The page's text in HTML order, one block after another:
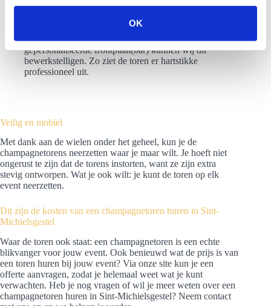
l
e
OK
voorzien van een rookgordijn. Zo creëer je een special
Branding: je kunt de toren voorzien van jouw eigen
logo. Aan de hand van een sticker(toren) of
gepersonaliseerde frontplaat(bar) kunnen wij dit
bewerkstelligen. Zo ziet de toren er hartstikke
professioneel uit.
Veilig en mobiel
Met dank aan de wielen onder het geheel, kun je de
champagnetorens neerzetten waar je maar wilt. Je hoeft niet
ongerust te zijn dat de torens instorten, want ze zijn extra
stevig ontworpen. Wat je ook wilt: je kunt de toren op elk
event neerzetten.
Dit zijn de kosten van een champagnetoren huren in Sint-
Michielsgestel
Waar de toren ook staat: een champagnetoren is een echte
blikvanger voor jouw event. Ook benieuwd wat de prijs is van
een toren huren bij jouw event? Via onze site kun je een
offerte aanvragen, zodat je helemaal weet wat je kunt
verwachten. Heb je nog vragen of wil je meer weten over een
champagnetoren huren in Sint-Michielsgestel? Neem contact